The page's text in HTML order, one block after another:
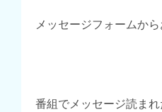
メッセージフォームか
番組でメッセージ読ま